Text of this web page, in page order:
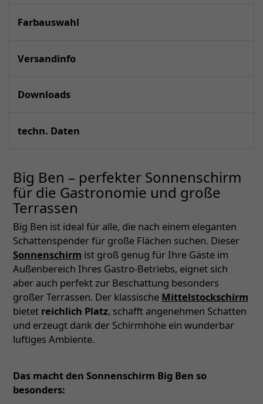
Farbauswahl
Versandinfo
Downloads
techn. Daten
Big Ben – perfekter Sonnenschirm
für die Gastronomie und große
Terrassen
Big Ben ist ideal für alle, die nach einem eleganten
Schattenspender für große Flächen suchen. Dieser
Sonnenschirm ist groß genug für Ihre Gäste im
Außenbereich Ihres Gastro-Betriebs, eignet sich
aber auch perfekt zur Beschattung besonders
großer Terrassen. Der klassische Mittelstockschirm
bietet reichlich Platz, schafft angenehmen Schatten
und erzeugt dank der Schirmhöhe ein wunderbar
luftiges Ambiente.
Das macht den Sonnenschirm Big Ben so
besonders: